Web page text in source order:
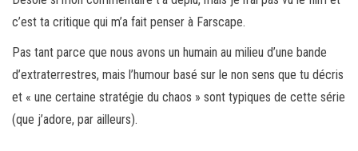
c’est ta critique qui m’a fait penser à Farscape.
Pas tant parce que nous avons un humain au milieu d’une bande
d’extraterrestres, mais l’humour basé sur le non sens que tu décris
et « une certaine stratégie du chaos » sont typiques de cette série
(que j’adore, par ailleurs).